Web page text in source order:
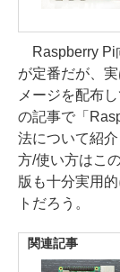
Raspberry Pi
が定番だが、
メージを配布
の記事で「
法について紹
方/使い方はこ
版も十分実用
トだろう。
関連記事